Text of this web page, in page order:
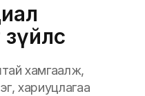
хамгаалж,
хариуцлагаа